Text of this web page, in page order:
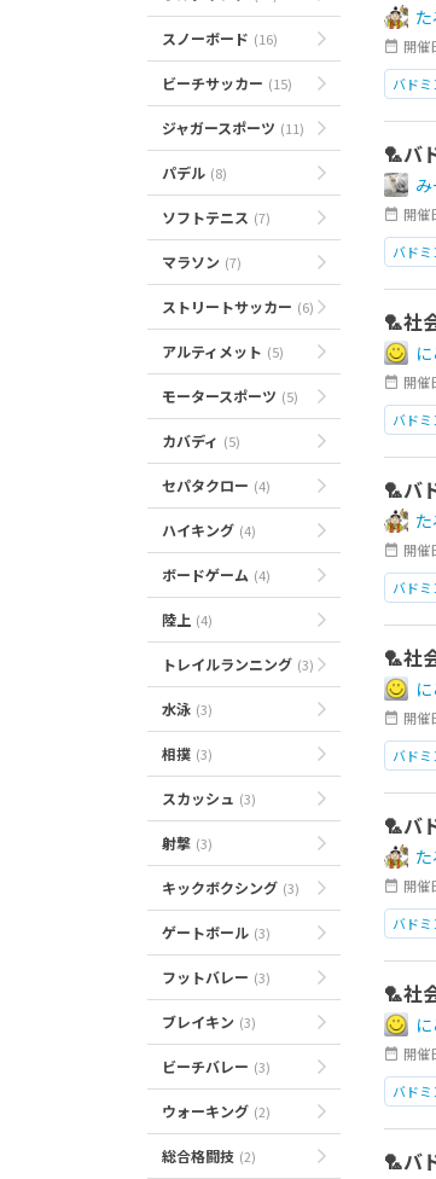
スノーボード (16)
ビーチサッカー (15)
ジャガースポーツ (11)
パデル (8)
ソフトテニス (7)
マラソン (7)
ストリートサッカー (6)
アルティメット (5)
モータースポーツ (5)
カバディ (5)
セパタクロー (4)
ハイキング (4)
ボードゲーム (4)
陸上 (4)
トレイルランニング (3)
水泳 (3)
相撲 (3)
スカッシュ (3)
射撃 (3)
キックボクシング (3)
ゲートボール (3)
フットバレー (3)
ブレイキン (3)
ビーチバレー (3)
ウォーキング (2)
総合格闘技 (2)
た
開催
バド
日本橋
🏸バ
開催
バド
日本橋
🏸社
開催
バド
日本橋
🏸バ
た
開催
バド
日本橋
🏸社
開催
バド
日本橋
🏸バ
た
開催
バド
日本橋
🏸社
開催
バド
日本橋
🏸バ